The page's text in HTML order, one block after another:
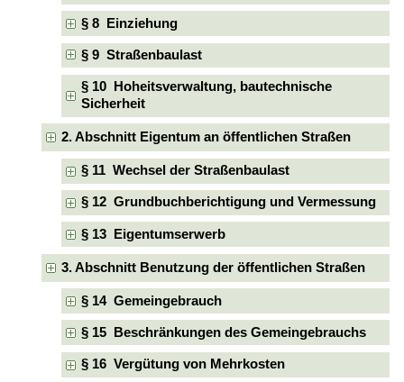
§ 8 Einziehung
§ 9 Straßenbaulast
§ 10 Hoheitsverwaltung, bautechnische
Sicherheit
2. Abschnitt Eigentum an öffentlichen Straßen
§ 11 Wechsel der Straßenbaulast
§ 12 Grundbuchberichtigung und Vermessung
§ 13 Eigentumserwerb
3. Abschnitt Benutzung der öffentlichen Straßen
§ 14 Gemeingebrauch
§ 15 Beschränkungen des Gemeingebrauchs
§ 16 Vergütung von Mehrkosten